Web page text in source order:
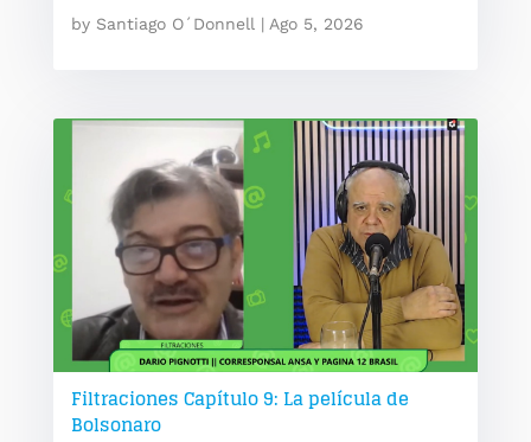
by Santiago O´Donnell| Ago 5, 2026
Filtraciones Capítulo 9: La película de
Bolsonaro